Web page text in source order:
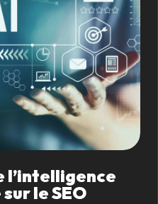
l’intelligence
le SEO